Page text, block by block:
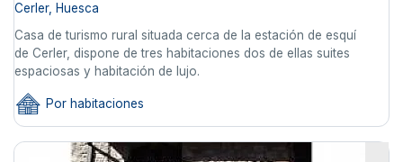
Cerler, Huesca
Casa de turismo rural situada cerca de la estación de esquí
de Cerler, dispone de tres habitaciones dos de ellas suites
espaciosas y habitación de lujo.
Por habitaciones